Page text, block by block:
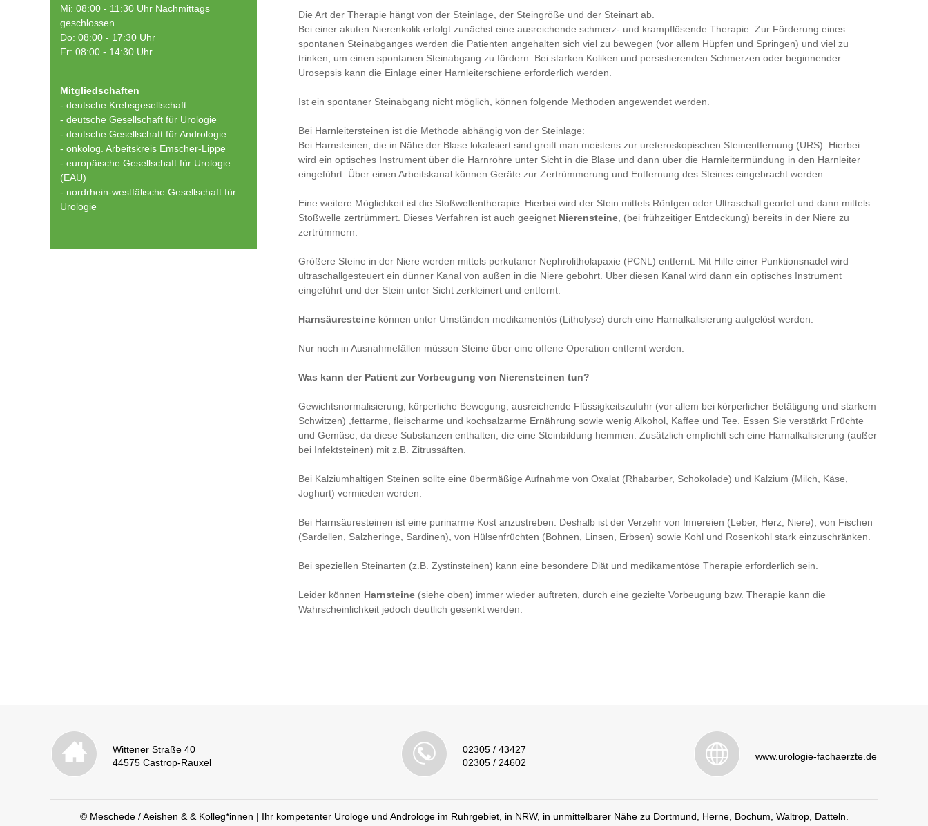
Mi: 08:00 - 11:30 Uhr Nachmittags
geschlossen
Do: 08:00 - 17:30 Uhr
Fr: 08:00 - 14:30 Uhr
Mitgliedschaften
- deutsche Krebsgesellschaft
- deutsche Gesellschaft für Urologie
- deutsche Gesellschaft für Andrologie
- onkolog. Arbeitskreis Emscher-Lippe
- europäische Gesellschaft für Urologie
(EAU)
- nordrhein-westfälische Gesellschaft für
Urologie
Die Art der Therapie hängt von der Steinlage, der Steingröße und der Steinart ab.
Bei einer akuten Nierenkolik erfolgt zunächst eine ausreichende schmerz- und krampflösende Therapie. Zur Förderung eines
spontanen Steinabganges werden die Patienten angehalten sich viel zu bewegen (vor allem Hüpfen und Springen) und viel zu
trinken, um einen spontanen Steinabgang zu fördern. Bei starken Koliken und persistierenden Schmerzen oder beginnender
Urosepsis kann die Einlage einer Harnleiterschiene erforderlich werden.
Ist ein spontaner Steinabgang nicht möglich, können folgende Methoden angewendet werden.
Bei Harnleitersteinen ist die Methode abhängig von der Steinlage:
Bei Harnsteinen, die in Nähe der Blase lokalisiert sind greift man meistens zur ureteroskopischen Steinentfernung (URS). Hierbei
wird ein optisches Instrument über die Harnröhre unter Sicht in die Blase und dann über die Harnleitermündung in den Harnleiter
eingeführt. Über einen Arbeitskanal können Geräte zur Zertrümmerung und Entfernung des Steines eingebracht werden.
Eine weitere Möglichkeit ist die Stoßwellentherapie. Hierbei wird der Stein mittels Röntgen oder Ultraschall geortet und dann mittels
Stoßwelle zertrümmert. Dieses Verfahren ist auch geeignet Nierensteine , (bei frühzeitiger Entdeckung) bereits in der Niere zu
zertrümmern.
Größere Steine in der Niere werden mittels perkutaner Nephrolitholapaxie (PCNL) entfernt. Mit Hilfe einer Punktionsnadel wird
ultraschallgesteuert ein dünner Kanal von außen in die Niere gebohrt. Über diesen Kanal wird dann ein optisches Instrument
eingeführt und der Stein unter Sicht zerkleinert und entfernt.
Harnsäuresteine können unter Umständen medikamentös (Litholyse) durch eine Harnalkalisierung aufgelöst werden.
Nur noch in Ausnahmefällen müssen Steine über eine offene Operation entfernt werden.
Was kann der Patient zur Vorbeugung von Nierensteinen tun?
Gewichtsnormalisierung, körperliche Bewegung, ausreichende Flüssigkeitszufuhr (vor allem bei körperlicher Betätigung und starkem
Schwitzen) ,fettarme, fleischarme und kochsalzarme Ernährung sowie wenig Alkohol, Kaffee und Tee. Essen Sie verstärkt Früchte
und Gemüse, da diese Substanzen enthalten, die eine Steinbildung hemmen. Zusätzlich empfiehlt sch eine Harnalkalisierung (außer
bei Infektsteinen) mit z.B. Zitrussäften.
Bei Kalziumhaltigen Steinen sollte eine übermäßige Aufnahme von Oxalat (Rhabarber, Schokolade) und Kalzium (Milch, Käse,
Joghurt) vermieden werden.
Bei Harnsäuresteinen ist eine purinarme Kost anzustreben. Deshalb ist der Verzehr von Innereien (Leber, Herz, Niere), von Fischen
(Sardellen, Salzheringe, Sardinen), von Hülsenfrüchten (Bohnen, Linsen, Erbsen) sowie Kohl und Rosenkohl stark einzuschränken.
Bei speziellen Steinarten (z.B. Zystinsteinen) kann eine besondere Diät und medikamentöse Therapie erforderlich sein.
Leider können Harnsteine (siehe oben) immer wieder auftreten, durch eine gezielte Vorbeugung bzw. Therapie kann die
Wahrscheinlichkeit jedoch deutlich gesenkt werden.
Wittener Straße 40
44575 Castrop-Rauxel
02305 / 43427
02305 / 24602
www.urologie-fachaerzte.de
© Meschede / Aeishen & & Kolleg*innen | Ihr kompetenter Urologe und Androloge im Ruhrgebiet, in NRW, in unmittelbarer Nähe zu Dortmund, Herne, Bochum, Waltrop, Datteln.